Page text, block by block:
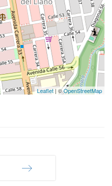
Leaflet | ©OpenStreetMap